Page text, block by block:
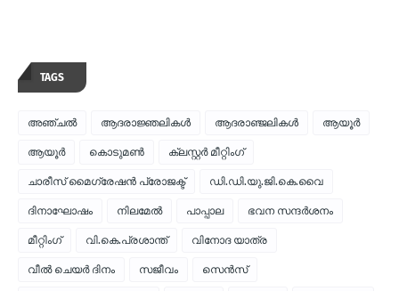
TAGS
അഞ്ചല്‍ ആദരാജ്ഞലികള്‍ ആദരാഞ്ജലികള്‍ ആയൂര്‍
ആയൂർ കൊടുമണ്‍ ക്ലസ്റ്റര്‍ മീറ്റിംഗ്
ചാരീസ് മൈഗ്രേഷന്‍ പ്രോജക്ട് ഡി.ഡി.യു.ജി.കെ.വൈ
ദിനാഘോഷം നിലമേല്‍ പാപ്പാല ഭവന സന്ദര്‍ശനം
മീറ്റിംഗ് വി.കെ.പ്രശാന്ത് വിനോദ യാത്ര
വീല്‍ ചെയര്‍ ദിനം സജീവം സെന്‍സ്